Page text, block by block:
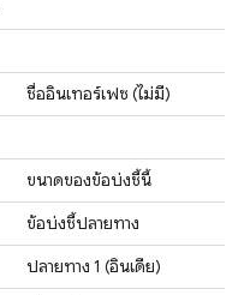
ชื่ออินเทอร์เฟซ (ไม่มี)
ขนาดของข้อบ่งชี้นี้
ข้อบ่งชี้ปลายทาง
ปลายทาง 1 (อินเดีย)